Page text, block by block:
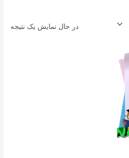
در حال نمایش یک نتیجه
11.610تومان